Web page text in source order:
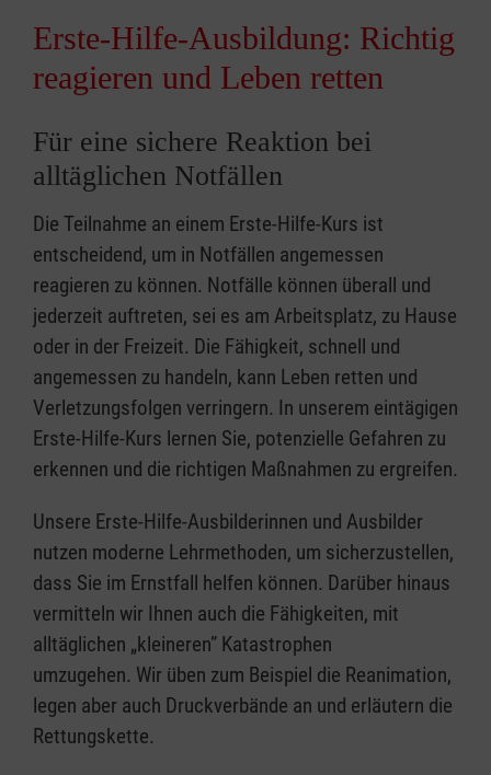
Erste-Hilfe-Ausbildung: Richtig
reagieren und Leben retten
Für eine sichere Reaktion bei
alltäglichen Notfällen
Die Teilnahme an einem Erste-Hilfe-Kurs ist
entscheidend, um in Notfällen angemessen
reagieren zu können. Notfälle können überall und
jederzeit auftreten, sei es am Arbeitsplatz, zu Hause
oder in der Freizeit. Die Fähigkeit, schnell und
angemessen zu handeln, kann Leben retten und
Verletzungsfolgen verringern. In unserem eintägigen
Erste-Hilfe-Kurs lernen Sie, potenzielle Gefahren zu
erkennen und die richtigen Maßnahmen zu ergreifen.
Unsere Erste-Hilfe-Ausbilderinnen und Ausbilder
nutzen moderne Lehrmethoden, um sicherzustellen,
dass Sie im Ernstfall helfen können. Darüber hinaus
vermitteln wir Ihnen auch die Fähigkeiten, mit
alltäglichen „kleineren” Katastrophen
umzugehen. Wir üben zum Beispiel die Reanimation,
legen aber auch Druckverbände an und erläutern die
Rettungskette.